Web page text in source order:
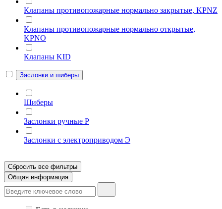
Клапаны противопожарные нормально закрытые, KPNZ
Клапаны противопожарные нормально открытые,
KPNO
Клапаны KID
Заслонки и шиберы
Шиберы
Заслонки ручные Р
Заслонки с электроприводом Э
Сбросить все фильтры
Общая информация